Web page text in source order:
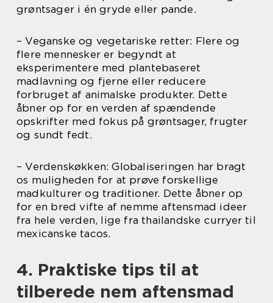
grøntsager i én gryde eller pande.
– Veganske og vegetariske retter: Flere og
flere mennesker er begyndt at
eksperimentere med plantebaseret
madlavning og fjerne eller reducere
forbruget af animalske produkter. Dette
åbner op for en verden af spændende
opskrifter med fokus på grøntsager, frugter
og sundt fedt.
– Verdenskøkken: Globaliseringen har bragt
os muligheden for at prøve forskellige
madkulturer og traditioner. Dette åbner op
for en bred vifte af nemme aftensmad ideer
fra hele verden, lige fra thailandske curryer til
mexicanske tacos.
4. Praktiske tips til at
tilberede nem aftensmad